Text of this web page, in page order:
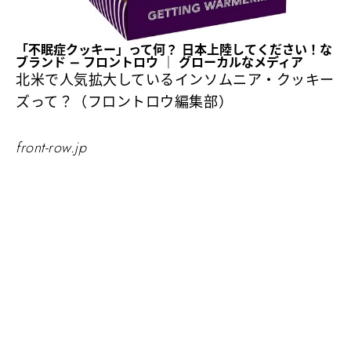
「不眠症クッキー」って何？ 日本上陸してください！な
ブランド – フロントロウ ｜ グローカルなメディア
北米で人気拡大しているインソムニア・クッキー
ズって？（フロントロウ編集部）
front-row.jp